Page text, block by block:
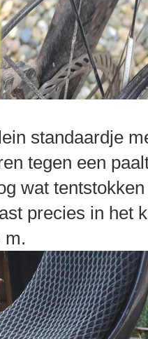
standaardje
tegen een
wat
precies in het
m.